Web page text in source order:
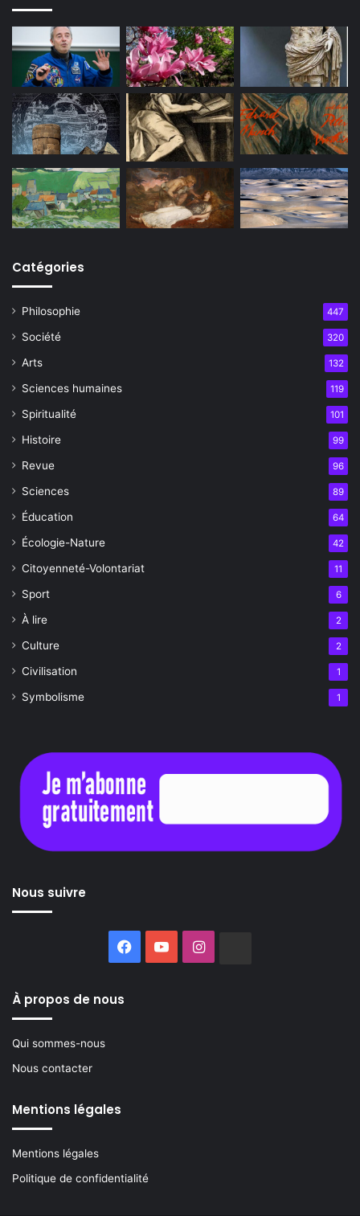
Catégories
Philosophie 447
Société 320
Arts 132
Sciences humaines 119
Spiritualité 101
Histoire 99
Revue 96
Sciences 89
Éducation 64
Écologie-Nature 42
Citoyenneté-Volontariat 11
Sport 6
À lire 2
Culture 2
Civilisation 1
Symbolisme 1
Nous suivre
Facebook
YouTubeInstagram
À propos de nous
Qui sommes-nous
Nous contacter
Mentions légales
Mentions légales
Politique de confidentialité